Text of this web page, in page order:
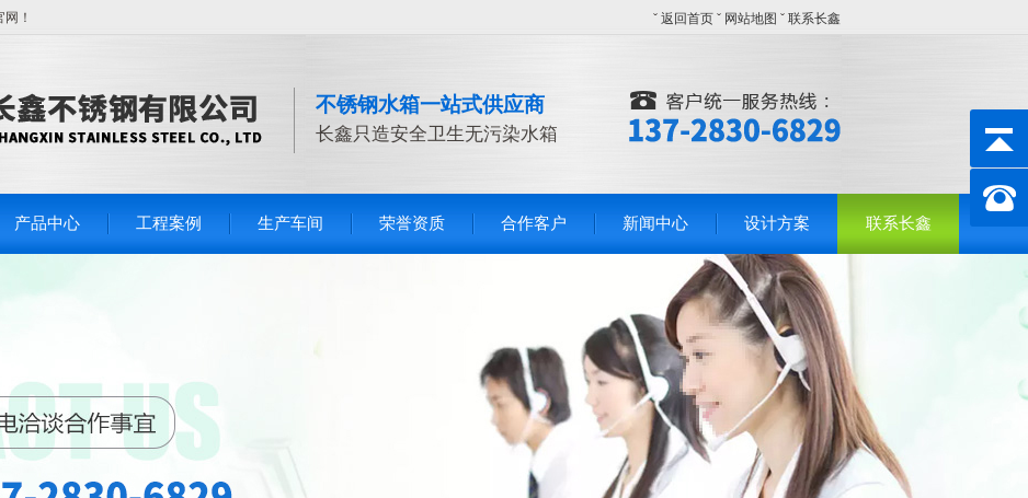
！ ˇ 返回首页 ˇ 网站地图 ˇ 联系长鑫
不锈钢水箱一站式供应商
长鑫只造安全卫生无污染水箱
产品中心 工程案例 生产车间 荣誉资质 合作客户 新闻中心 设计方案 联系长鑫